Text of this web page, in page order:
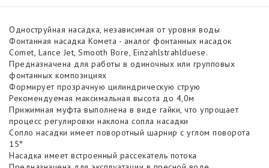
Одноструйная насадка, независимая от уровня воды
Фонтанная насадка Комета - аналог фонтанных насадок
Comet, Lance Jet, Smooth Bore, Einzahlstrahlduese.
Предназначена для работы в одиночных или групповых
фонтанных композициях
Формирует прозрачную цилиндрическую струю
Рекомендуемая максимальная высота до 4,0м
Прижимная муфта выполнена в виде гайки, что упрощает
процесс регулировки наклона сопла насадки
Сопло насадки имеет поворотный шарнир с углом поворота
15°
Насадка имеет встроенный рассекатель потока